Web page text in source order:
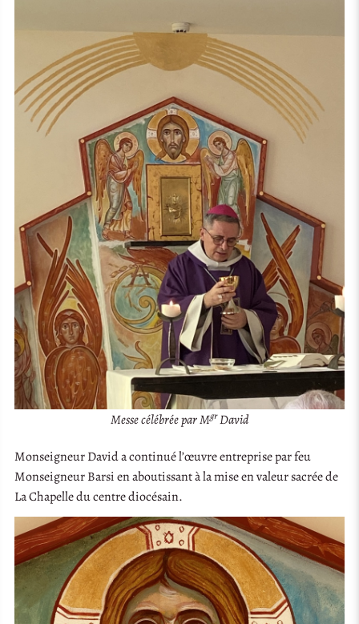
Messe célébrée par MgrDavid
Monseigneur David a continué l’œuvre entreprise par feu
Monseigneur Barsi en aboutissant à la mise en valeur sacrée de
La Chapelle du centre diocésain.